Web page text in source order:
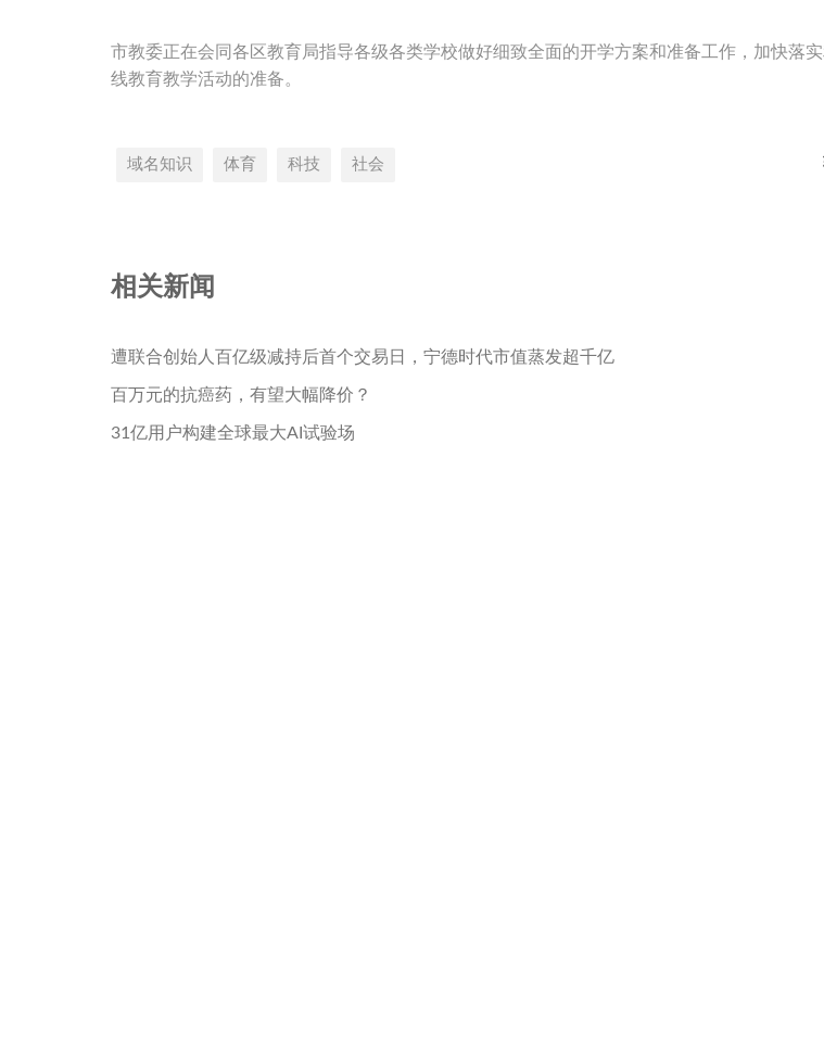
市教委正在会同各区教育局指导各级各类学校做好细致全面的开学方案和准备工作，加快落
线教育教学活动的准备。
域名知识 体育 科技 社会
相关新闻
遭联合创始人百亿级减持后首个交易日，宁德时代市值蒸发超千亿
百万元的抗癌药，有望大幅降价？
31亿用户构建全球最大AI试验场